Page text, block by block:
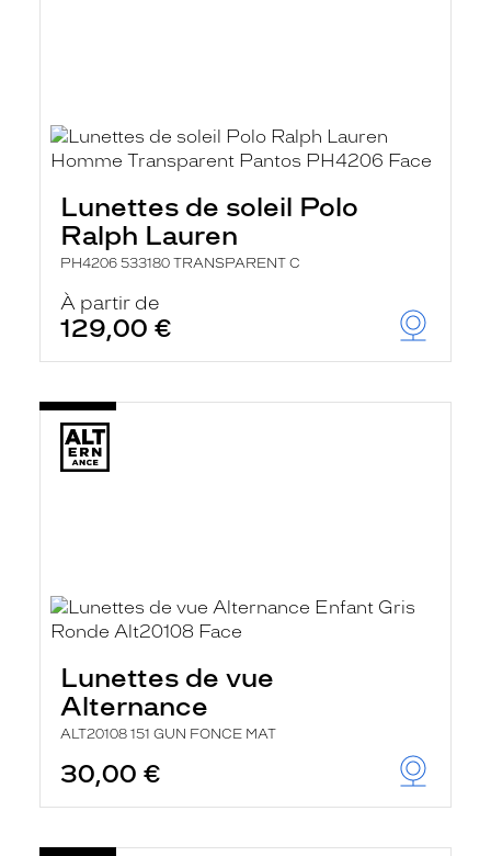
Lunettes de soleil Polo
Ralph Lauren
PH4206 533180 TRANSPARENT C
À partir de
129,00 €
Lunettes de vue
Alternance
ALT20108 151 GUN FONCE MAT
30,00 €